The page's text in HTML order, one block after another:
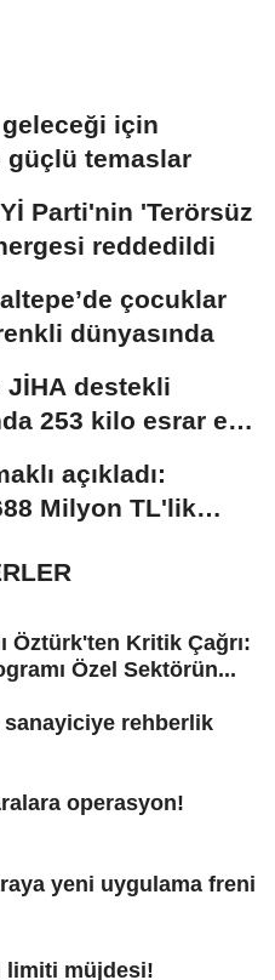
geleceği için
güçlü temaslar
Parti'nin 'Terörsüz
reddedildi
çocuklar
dünyasında
JİHA destekli
253 kilo esrar ele
açıkladı:
Milyon TL'lik
Öztürk'ten Kritik Çağrı:
Özel Sektörün...
sanayiciye rehberlik
operasyon!
yeni uygulama freni
limiti müjdesi!